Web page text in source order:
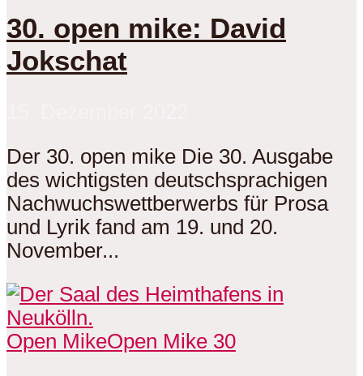
30. open mike: David
Jokschat
Der 30. open mike Die 30. Ausgabe
des wichtigsten deutschsprachigen
Nachwuchswettberwerbs für Prosa
und Lyrik fand am 19. und 20.
November...
Open MikeOpen Mike 30